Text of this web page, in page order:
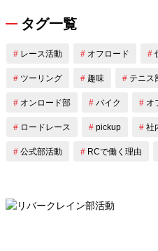
タグ一覧
レース活動 オフロード
ツーリング 趣味 テニス
オンロード部 バイク オ
ロードレース pickup 社
公式部活動 RCで働く理由